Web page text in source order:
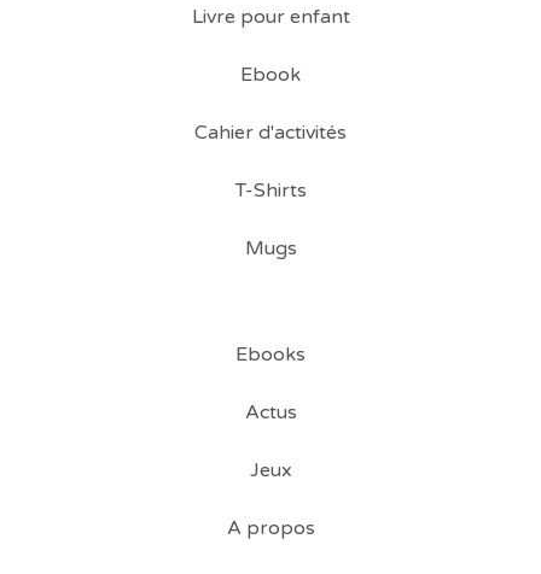
Livre pour enfant
Ebook
Cahier d'activités
T-Shirts
Mugs
Ebooks
Actus
Jeux
A propos